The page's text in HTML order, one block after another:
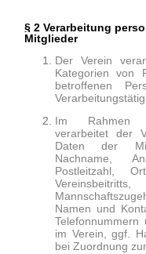
§ 2 Verarbeitung
Mitglieder
Der Verein
Kategorien von
betroffenen
Im Rahmen
verarbeitet der
Daten der
Nachname,
Postleitzahl,
Namen und
im Verein, ggf.
bei Zuordnung